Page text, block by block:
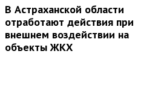
В Астраханской области
отработают действия при
внешнем воздействии на
объекты ЖКХ